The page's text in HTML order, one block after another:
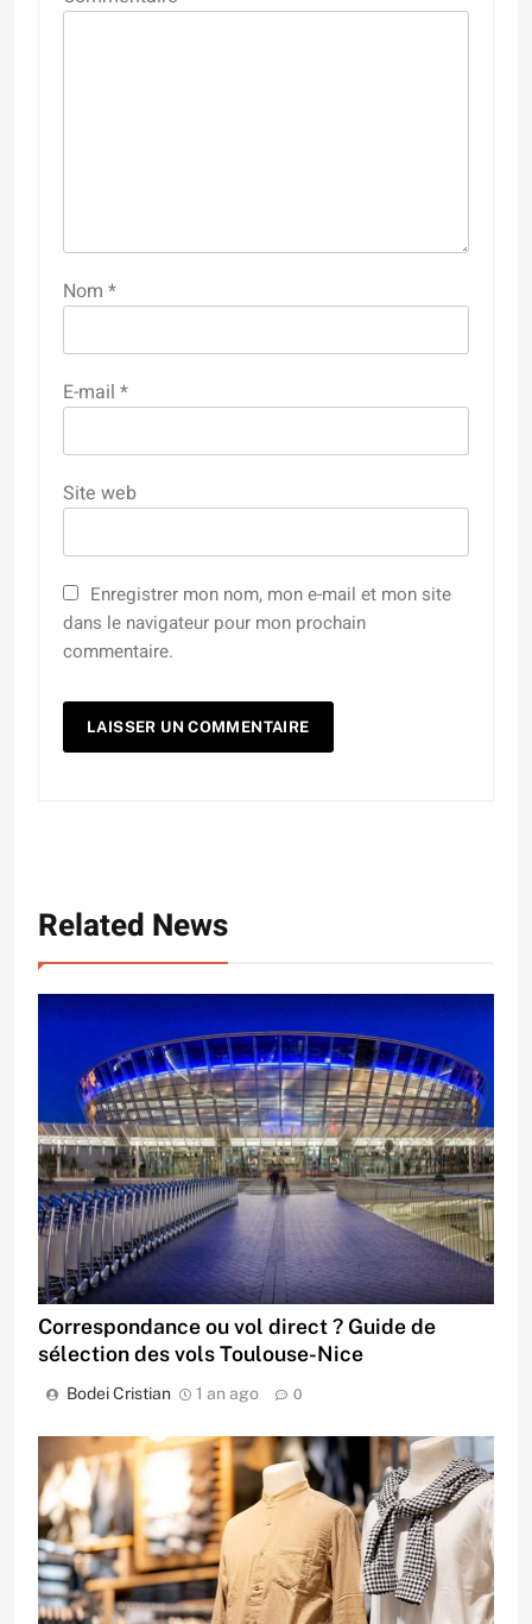
Nom *
E-mail *
Site web
Enregistrer mon nom, mon e-mail et mon site
dans le navigateur pour mon prochain
commentaire.
Related News
Correspondance ou vol direct ? Guide de
sélection des vols Toulouse-Nice
Bodei Cristian 1 an ago 0